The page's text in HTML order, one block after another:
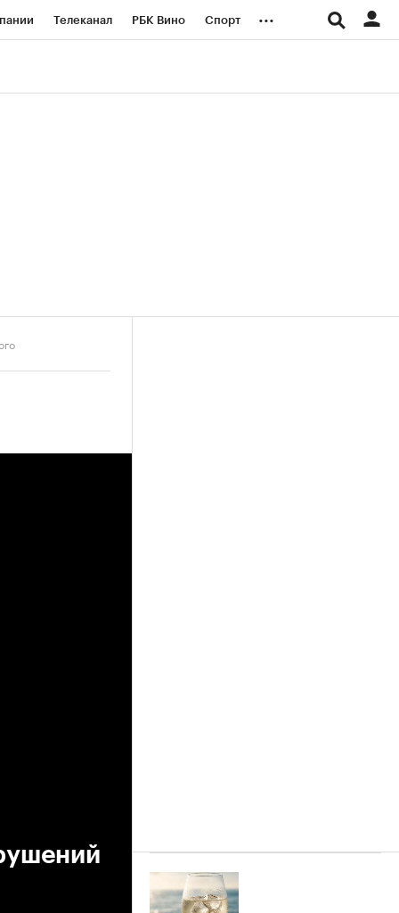
Телеканал РБК Вино Спорт ...